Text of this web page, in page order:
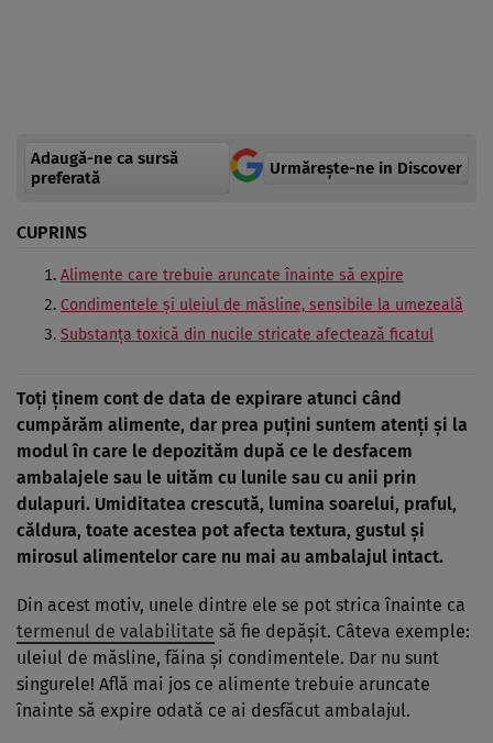
Adaugă-ne ca sursă
preferată
Urmărește-ne in Discover
CUPRINS
Alimente care trebuie aruncate înainte să expire
Condimentele și uleiul de măsline, sensibile la umezeală
Substanța toxică din nucile stricate afectează ficatul
Toți ținem cont de data de expirare atunci când
cumpărăm alimente, dar prea puțini suntem atenți și la
modul în care le depozităm după ce le desfacem
ambalajele sau le uităm cu lunile sau cu anii prin
dulapuri. Umiditatea crescută, lumina soarelui, praful,
căldura, toate acestea pot afecta textura, gustul și
mirosul alimentelor care nu mai au ambalajul intact.
Din acest motiv, unele dintre ele se pot strica înainte ca
termenul de valabilitate să fie depășit. Câteva exemple:
uleiul de măsline, făina și condimentele. Dar nu sunt
singurele! Află mai jos ce alimente trebuie aruncate
înainte să expire odată ce ai desfăcut ambalajul.